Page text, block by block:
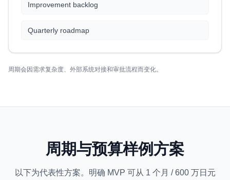
Improvement backlog
Quarterly roadmap
周期会因需求复杂度、外部系统对接和审批流程而变化。
周期与预算样例方案
以下为代表性方案。明确 MVP 可从 1 个月 / 600 万日元